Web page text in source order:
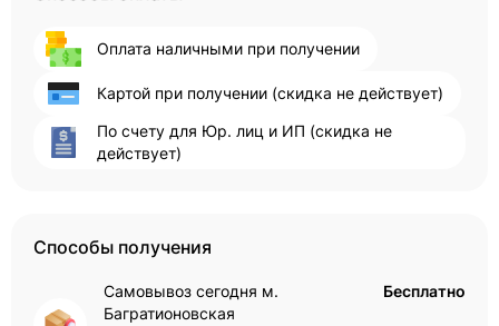
Оплата наличными при получении
Картой при получении (скидка не действует)
По счету для Юр. лиц и ИП (скидка не
действует)
Способы получения
Самовывоз сегодня м.
Багратионовская
Бесплатно